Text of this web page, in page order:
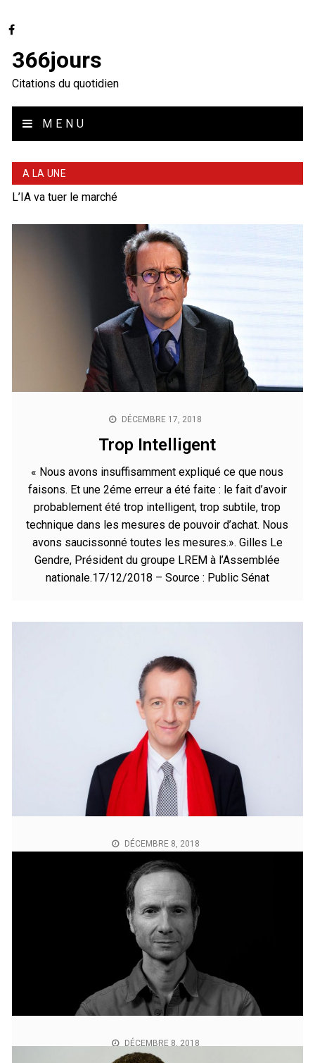
366jours
Citations du quotidien
MENU
A LA UNE
L’IA va tuer le marché
Tyrannie
Celui qui paye l’orchestre choisit la musique
Ces crétins de bourgeois
Deux poids, deux mesures
DÉCEMBRE 17, 2018
Trop Intelligent
« Nous avons insuffisamment expliqué ce que nous
faisons. Et une 2éme erreur a été faite : le fait d’avoir
probablement été trop intelligent, trop subtile, trop
technique dans les mesures de pouvoir d’achat. Nous
avons saucissonné toutes les mesures.». Gilles Le
Gendre, Président du groupe LREM à l’Assemblée
nationale.17/12/2018 – Source : Public Sénat
DÉCEMBRE 8, 2018
Gilets jaunes et redevance
« une mesure immédiate qui pourrait calmer les gilets
jaunes, ce serait la suppression de la redevance
audiovisuelle, car ce sont des gens qui regardent
beaucoup la télé, ils n’ont pas beaucoup d’autres
distractions.». Christophe Barbier, Journaliste et
Éditorialiste.02/12/2018 – Source : BFM